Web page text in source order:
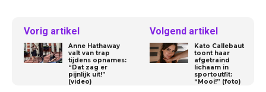
Vorig artikel
Anne Hathaway
valt van trap
tijdens opnames:
“Dat zag er
pijnlijk uit!”
(video)
Volgend artikel
Kato Callebaut
toont haar
afgetraind
lichaam in
sportoutfit:
“Mooi!” (foto)